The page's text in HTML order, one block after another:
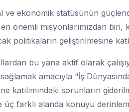
ve ekonomik statüsünün
önemli misyonlarımızdan biri,
politikaların geliştirilmesine
bu yana aktif olarak
amacıyla “İş
katılımındaki sorunların
farklı alanda konuyu